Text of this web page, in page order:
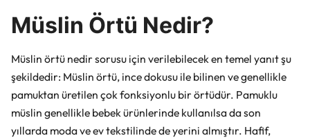
Müslin Örtü Nedir?
Müslin örtü nedir sorusu için verilebilecek en temel yanıt şu
şekildedir: Müslin örtü, ince dokusu ile bilinen ve genellikle
pamuktan üretilen çok fonksiyonlu bir örtüdür. Pamuklu
müslin genellikle bebek ürünlerinde kullanılsa da son
yıllarda moda ve ev tekstilinde de yerini almıştır. Hafif,